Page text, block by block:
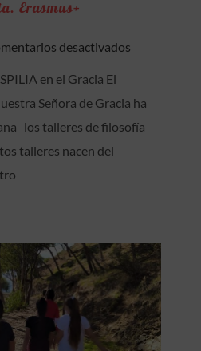
Erasmus+
desactivados
el
Gracia.
en el Gracia El
Señora de Gracia ha
los talleres de filosofía
talleres nacen del